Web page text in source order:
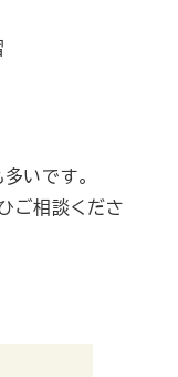
いです。
ご相談くださ